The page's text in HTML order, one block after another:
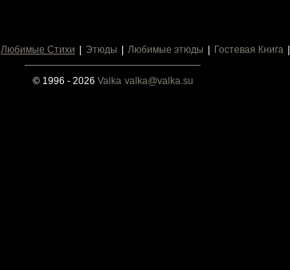
Любимые Стихи Этюды Любимые этюды Гостевая Книга
© 1996 - 2026 Valka valka@valka.su